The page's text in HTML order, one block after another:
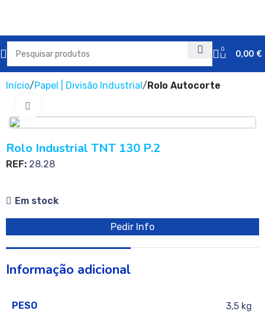
0 0,00 €
Início Papel | Divisão Industrial Rolo Autocorte
Rolo Industrial TNT 130 P.2
REF: 28.28
Em stock
Pedir Info
Informação adicional
PESO 3,5 kg